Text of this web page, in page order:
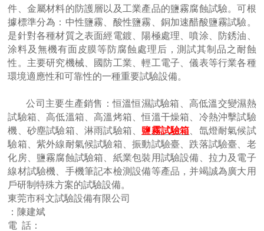
件、金屬材料的防護層以及工業產品的鹽霧腐蝕試驗。可根
據標準分為：中性鹽霧、酸性鹽霧、銅加速醋酸鹽霧試驗。
是針對各種材質之表面經電鍍、陽極處理、噴涂、防銹油、
涂料及無機有面皮膜等防腐蝕處理后，測試其制品之耐蝕
性。主要研究機械、國防工業、輕工電子、儀表等行業各種
環境適應性和可靠性的一種重要試驗設備。
公司主要生產銷售：恒溫恒濕試驗箱、高低溫交變濕熱
試驗箱、高低溫箱、高溫烤箱、恒溫干燥箱、冷熱沖擊試驗
機、砂塵試驗箱、淋雨試驗箱、 鹽霧試驗箱 、氙燈耐氣候試
驗箱、紫外線耐氣候試驗箱、振動試驗臺、跌落試驗臺、老
化房、鹽霧腐蝕試驗箱、紙業包裝用試驗設備、拉力及電子
線材試驗機、手機筆記本檢測設備等產品，并竭誠為廣大用
戶研制特殊方案的試驗設備。
東莞市科文試驗設備有限公司
：陳建斌
電 話：